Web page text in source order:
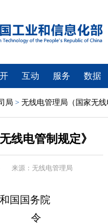
互动 服务 数据
局 > 无线电管理局（国家无
线电管制规定》
来源：无线电管理局
国国务院